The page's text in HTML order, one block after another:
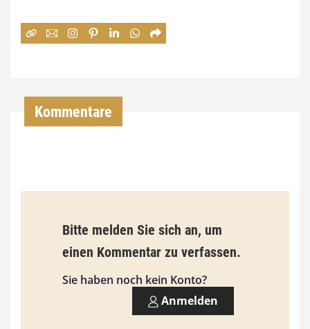
:
€
i
s
9
Kommentare
Bitte melden Sie sich an, um
einen Kommentar zu verfassen.
Sie haben noch kein Konto?
Anmelden